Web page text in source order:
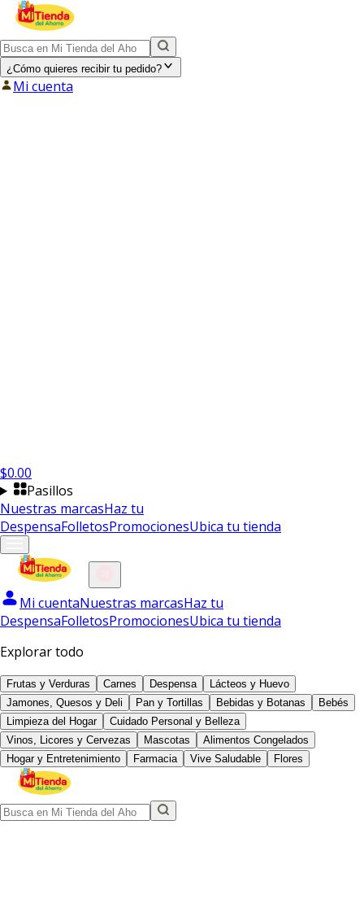
¿Cómo quieres recibir tu pedido?
Mi cuenta
$0.00
Pasillos
Nuestras marcasHaz tu
DespensaFolletosPromocionesUbica tu tienda
Mi cuentaNuestras marcasHaz tu
DespensaFolletosPromocionesUbica tu tienda
Explorar todo
Frutas y Verduras Carnes Despensa
Lácteos y Huevo
Jamones, Quesos y Deli
Pan y Tortillas Bebidas y Botanas
Bebés
Limpieza del Hogar
Cuidado Personal y Belleza
Vinos, Licores y Cervezas
Mascotas
Alimentos Congelados
Hogar y Entretenimiento
Farmacia Vive Saludable Flores